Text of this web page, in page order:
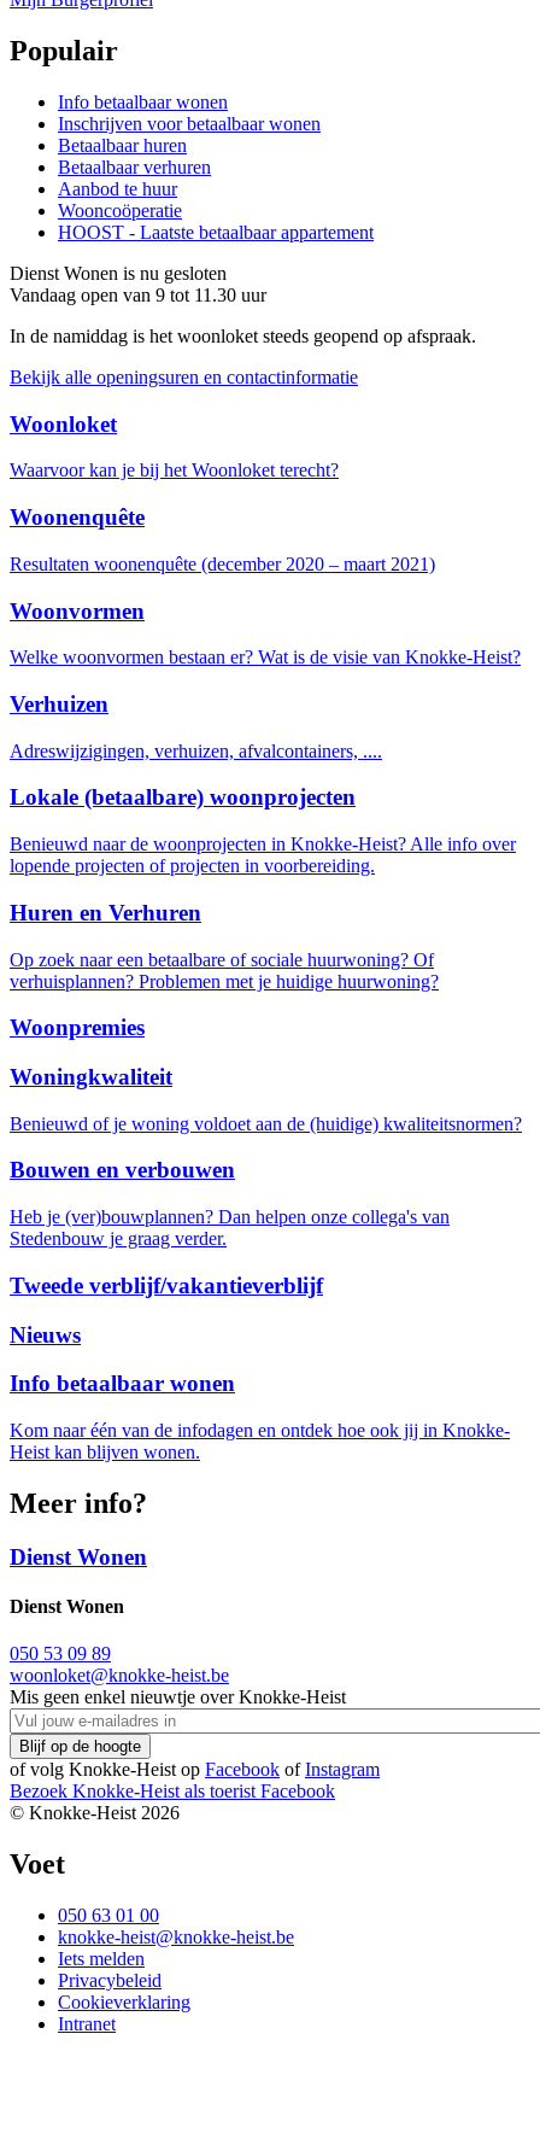
Populair
Info betaalbaar wonen
Inschrijven voor betaalbaar wonen
Betaalbaar huren
Betaalbaar verhuren
Aanbod te huur
Wooncoöperatie
HOOST - Laatste betaalbaar appartement
Dienst Wonen is nu gesloten
Vandaag open van 9 tot 11.30 uur
In de namiddag is het woonloket steeds geopend op afspraak.
Bekijk alle openingsuren en contactinformatie
Woonloket
Waarvoor kan je bij het Woonloket terecht?
Woonenquête
Resultaten woonenquête (december 2020 – maart 2021)
Woonvormen
Welke woonvormen bestaan er? Wat is de visie van Knokke-Heist?
Verhuizen
Adreswijzigingen, verhuizen, afvalcontainers, ....
Lokale (betaalbare) woonprojecten
Benieuwd naar de woonprojecten in Knokke-Heist? Alle info over
lopende projecten of projecten in voorbereiding.
Huren en Verhuren
Op zoek naar een betaalbare of sociale huurwoning? Of
verhuisplannen? Problemen met je huidige huurwoning?
Woonpremies
Woningkwaliteit
Benieuwd of je woning voldoet aan de (huidige) kwaliteitsnormen?
Bouwen en verbouwen
Heb je (ver)bouwplannen? Dan helpen onze collega's van
Stedenbouw je graag verder.
Tweede verblijf/vakantieverblijf
Nieuws
Info betaalbaar wonen
Kom naar één van de infodagen en ontdek hoe ook jij in Knokke-
Heist kan blijven wonen.
Meer info?
Dienst Wonen
Dienst Wonen
050 53 09 89
woonloket@knokke-heist.be
Mis geen enkel nieuwtje over Knokke-Heist
of volg Knokke-Heist op Facebook ofInstagram
Bezoek Knokke-Heist als toerist Facebook
© Knokke-Heist 2026
Voet
050 63 01 00
knokke-heist@knokke-heist.be
Iets melden
Privacybeleid
Cookieverklaring
Intranet